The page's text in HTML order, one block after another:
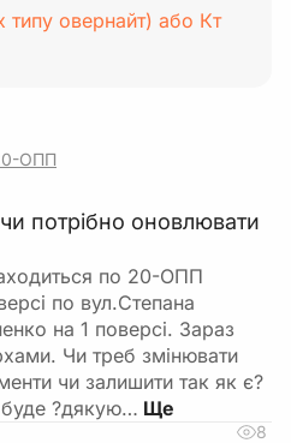
типу овернайт) або Кт
ОПП
потрібно оновлювати
по 20-ОПП
по вул.Степана
на 1 поверсі. Зараз
Чи треб змінювати
чи залишити так як є?
буде ?дякую…
8